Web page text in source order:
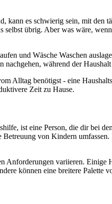
kann es schwierig sein, mit
übrig. Aber was wäre,
und Wäsche Waschen
während der
Alltag benötigst - eine
Zeit zu Hause.
ist eine Person, die dir bei
von Kindern
Anforderungen variieren.
können eine breitere